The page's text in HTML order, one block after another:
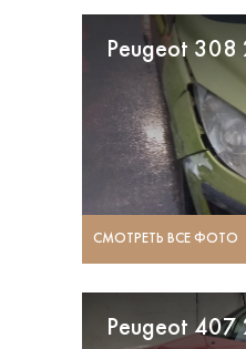
Peugeot 308
СМОТРЕТЬ ВСЕ ФОТО
Peugeot 407